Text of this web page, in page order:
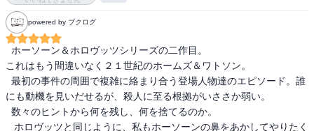
powered by ブクログ
これはもう間違いなく２１世紀のホームズ＆ワトソン。
にも動機を見いだせるが、殺人に至る根拠がいささか弱い。